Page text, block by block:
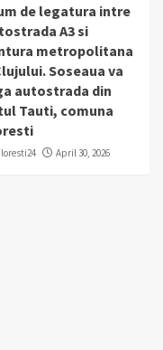
de legatura intre
A3 si
metropolitana
Soseaua va
autostrada din
Tauti, comuna
April 30, 2026